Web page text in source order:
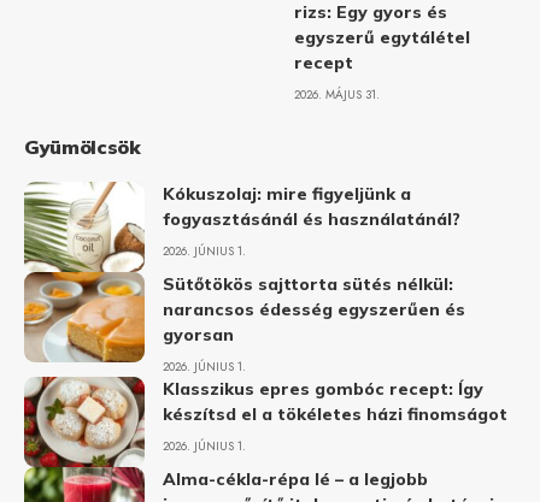
rizs: Egy gyors és
egyszerű egytálétel
recept
2026. MÁJUS 31.
Gyümölcsök
Kókuszolaj: mire figyeljünk a
fogyasztásánál és használatánál?
2026. JÚNIUS 1.
Sütőtökös sajttorta sütés nélkül:
narancsos édesség egyszerűen és
gyorsan
2026. JÚNIUS 1.
Klasszikus epres gombóc recept: Így
készítsd el a tökéletes házi finomságot
2026. JÚNIUS 1.
Alma-cékla-répa lé – a legjobb